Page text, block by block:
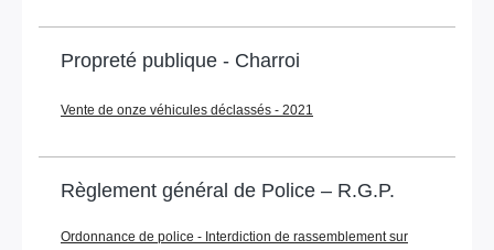
Propreté publique - Charroi
Vente de onze véhicules déclassés - 2021
Règlement général de Police – R.G.P.
Ordonnance de police - Interdiction de rassemblement sur